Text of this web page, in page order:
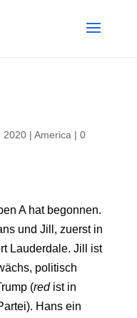
2020| America | 0
A hat begonnen.
und Jill, zuerst in
Lauderdale. Jill ist
politisch
(redist in
Hans ein